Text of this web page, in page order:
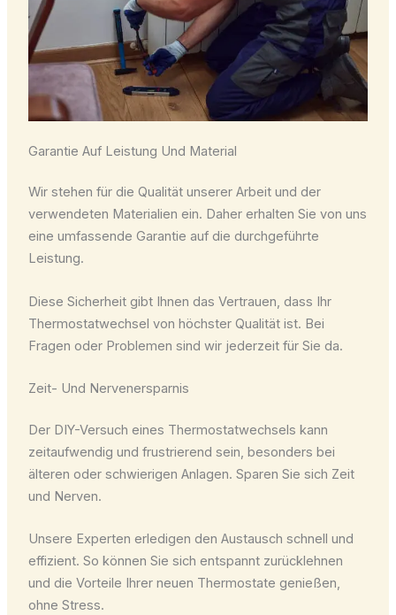
Garantie Auf Leistung Und Material
Wir stehen für die Qualität unserer Arbeit und der
verwendeten Materialien ein. Daher erhalten Sie von uns
eine umfassende Garantie auf die durchgeführte
Leistung.
Diese Sicherheit gibt Ihnen das Vertrauen, dass Ihr
Thermostatwechsel von höchster Qualität ist. Bei
Fragen oder Problemen sind wir jederzeit für Sie da.
Zeit- Und Nervenersparnis
Der DIY-Versuch eines Thermostatwechsels kann
zeitaufwendig und frustrierend sein, besonders bei
älteren oder schwierigen Anlagen. Sparen Sie sich Zeit
und Nerven.
Unsere Experten erledigen den Austausch schnell und
effizient. So können Sie sich entspannt zurücklehnen
und die Vorteile Ihrer neuen Thermostate genießen,
ohne Stress.